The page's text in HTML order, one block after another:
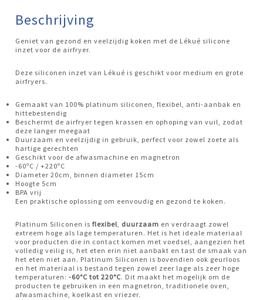
Beschrijving
Geniet van gezond en veelzijdig koken met de Lékué silicone
inzet voor de airfryer.
Deze siliconen inzet van Lékué is geschikt voor medium en grote
airfryers.
Gemaakt van 100% platinum siliconen, flexibel, anti-aanbak en
hittebestendig
Beschermt de airfryer tegen krassen en ophoping van vuil, zodat
deze langer meegaat
Duurzaam en veelzijdig in gebruik, perfect voor zowel zoete als
hartige gerechten
Geschikt voor de afwasmachine en magnetron
-60ºC / +220ºC
Diameter 20cm, binnen diameter 15cm
Hoogte 5cm
BPA vrij
Een praktische oplossing om eenvoudig en gezond te koken.
Platinum Siliconen isflexibel duurzaam en verdraagt zowel
extreem hoge als lage temperaturen. Het is het ideale materiaal
voor producten die in contact komen met voedsel, aangezien het
volledig veilig is, het eten erin niet aanbakt en tast de smaak van
het eten niet aan. Platinum Siliconen is bovendien ook geurloos
en het materiaal is bestand tegen zowel zeer lage als zeer hoge
temperaturen:-60°C tot 220°C. Dit maakt het mogelijk om de
producten te gebruiken in een magnetron, traditionele oven,
afwasmachine, koelkast en vriezer.